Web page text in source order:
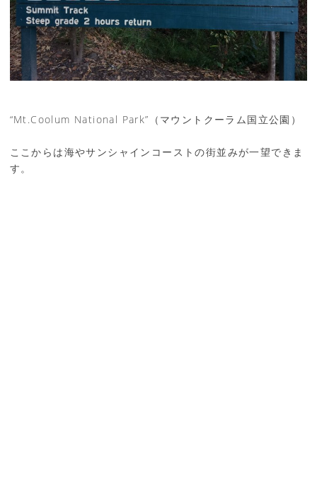
“Mt.Coolum National Park”（マウントクーラム国立公園）
ここからは海やサンシャインコーストの街並みが一望できま
す。